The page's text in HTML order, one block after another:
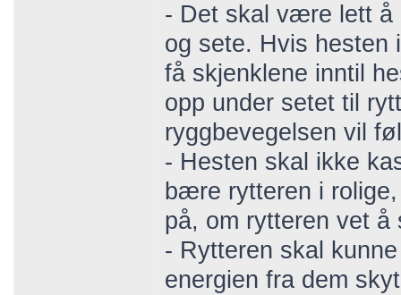
- Det skal være lett å
og sete. Hvis hesten
få skjenklene inntil
opp under setet til
ryggbevegelsen vil
- Hesten skal ikke
bære rytteren i
på, om rytteren vet å
- Rytteren skal
energien fra dem